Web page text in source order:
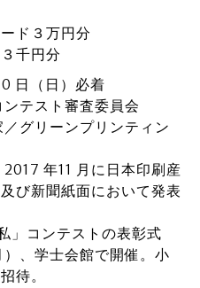
ド３万円分
千円分
日（日）必着
ンテスト審査委員会
グリーンプリンティン
2017 年11 月に日本印刷産
び新聞紙面において発表
」コンテストの表彰式
、学士会館で開催。小
待。